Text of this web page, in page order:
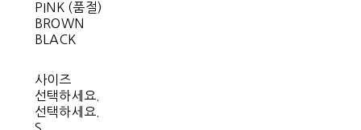
PINK (품절)
BROWN
BLACK
사이즈
선택하세요.
선택하세요.